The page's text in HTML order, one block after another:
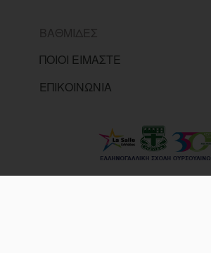
ΒΑΘΜΙΔΕΣ
ΠΟΙΟΙ ΕΙΜΑΣΤΕ
ΕΠΙΚΟΙΝΩΝΙΑ